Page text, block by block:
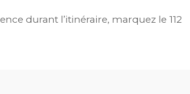
durant l’itinéraire, marquez le 112